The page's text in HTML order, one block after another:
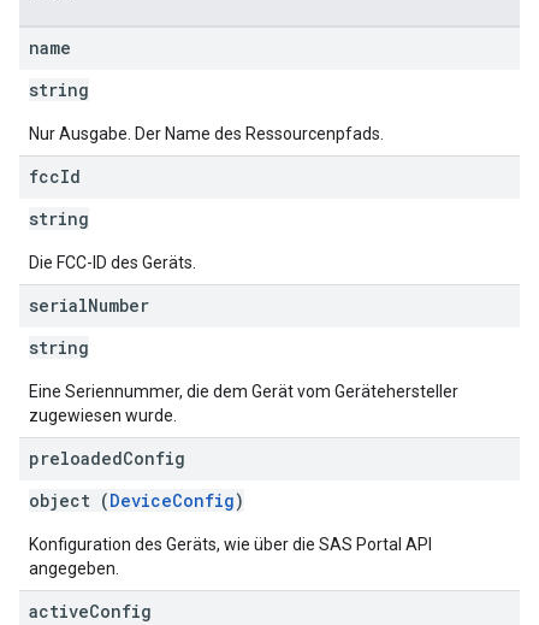
name
string
Nur Ausgabe. Der Name des Ressourcenpfads.
fccId
string
Die FCC-ID des Geräts.
serialNumber
string
Eine Seriennummer, die dem Gerät vom Gerätehersteller
zugewiesen wurde.
preloadedConfig
object (DeviceConfig)
Konfiguration des Geräts, wie über die SAS Portal API
angegeben.
activeConfig